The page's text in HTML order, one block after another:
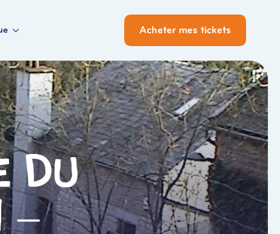
Acheter mes tickets
du
–